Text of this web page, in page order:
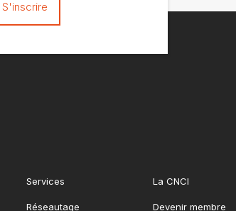
Services
Réseautage
La CNCI
Devenir membre